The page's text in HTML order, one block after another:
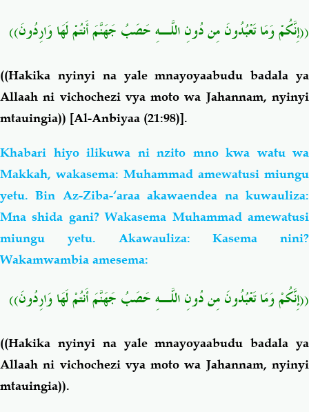
((إِنَّكُمْ وَمَا تَعْبُدُونَ مِن دُونِ اللَّـهِ حَصَبُ جَهَنَّمَ أَنتُمْ لَهَا وَارِدُونَ))
((Hakika nyinyi na yale mnayoyaabudu badala ya
Allaah ni vichochezi vya moto wa Jahannam, nyinyi
mtauingia)) [Al-Anbiyaa (21:98)].
Khabari hiyo ilikuwa ni nzito mno kwa watu wa
Makkah, wakasema: Muhammad amewatusi miungu
yetu. Bin Az-Ziba-‘araa akawaendea na kuwauliza:
Mna shida gani? Wakasema Muhammad amewatusi
miungu yetu. Akawauliza: Kasema nini?
Wakamwambia amesema:
((إِنَّكُمْ وَمَا تَعْبُدُونَ مِن دُونِ اللَّـهِ حَصَبُ جَهَنَّمَ أَنتُمْ لَهَا وَارِدُونَ))
((Hakika nyinyi na yale mnayoyaabudu badala ya
Allaah ni vichochezi vya moto wa Jahannam, nyinyi
mtauingia)).